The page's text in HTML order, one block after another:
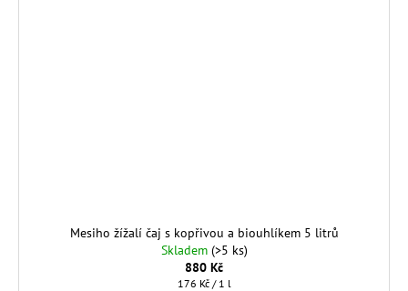
Mesiho žížalí čaj s kopřivou a biouhlíkem 5 litrů
Skladem (>5 ks)
880 Kč
Měrná
176 Kč / 1 l